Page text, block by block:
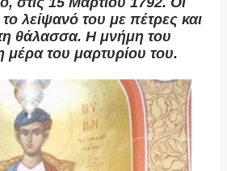
λείψανό του με πέτρες και
θάλασσα. Η μνήμη του
μέρα του μαρτυρίου του.